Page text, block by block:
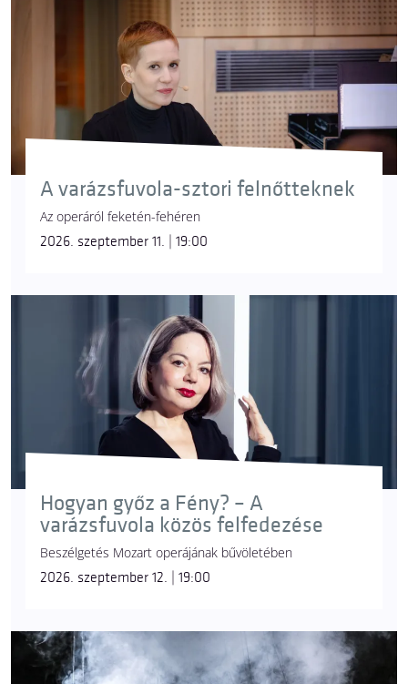
A varázsfuvola-sztori felnőtteknek
Az operáról feketén-fehéren
2026. szeptember 11. | 19:00
Hogyan győz a Fény? – A
varázsfuvola közös felfedezése
Beszélgetés Mozart operájának bűvöletében
2026. szeptember 12. | 19:00